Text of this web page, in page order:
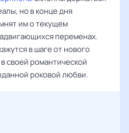
но в конце дня
им о текущем
переменах.
в шаге от нового
своей романтической
роковой любви.